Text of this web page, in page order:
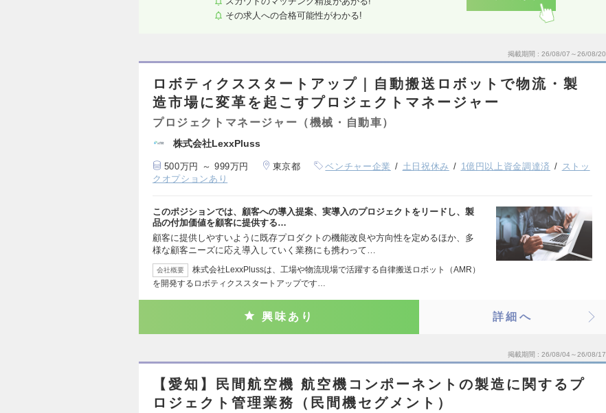
その求人への合格可能性がわかる!
掲載期間 26/08/07～26/08/20
ロボティクススタートアップ｜自動搬送ロボットで物流・製
造市場に変革を起こすプロジェクトマネージャー
プロジェクトマネージャー（機械・自動車）
株式会社LexxPluss
500万円 ～ 999万円 東京都 ベンチャー企業 土日祝休み 1億円以上資金調達済
ストッ
クオプションあり
このポジションでは、顧客への導入提案、実導入のプロジェクトをリードし、製
品の付加価値を顧客に提供する…
顧客に提供しやすいように既存プロダクトの機能改良や方向性を定めるほか、多
様な顧客ニーズに応え導入していく業務にも携わって…
会社概要
株式会社LexxPlussは、工場や物流現場で活躍する自律搬送ロボット（AMR）
を開発するロボティクススタートアップです…
興味あり 詳細へ
掲載期間 26/08/04～26/08/17
【愛知】民間航空機 航空機コンポーネントの製造に関するプ
ロジェクト管理業務（民間機セグメント）